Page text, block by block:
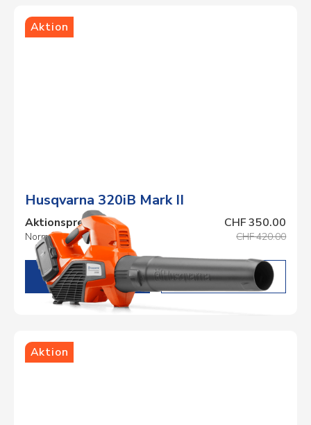
Aktion
Husqvarna 320iB Mark II
Aktionspreis CHF 350.00
Normalpreis CHF 420.00
DETAILS
Aktion